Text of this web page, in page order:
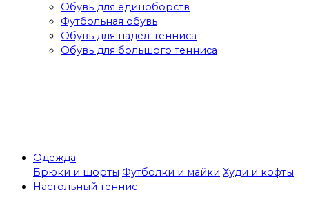
Обувь для единоборств
Футбольная обувь
Обувь для падел-тенниса
Обувь для большого тенниса
Одежда
Брюки и шорты Футболки и майки Худи и кофты
Настольный теннис